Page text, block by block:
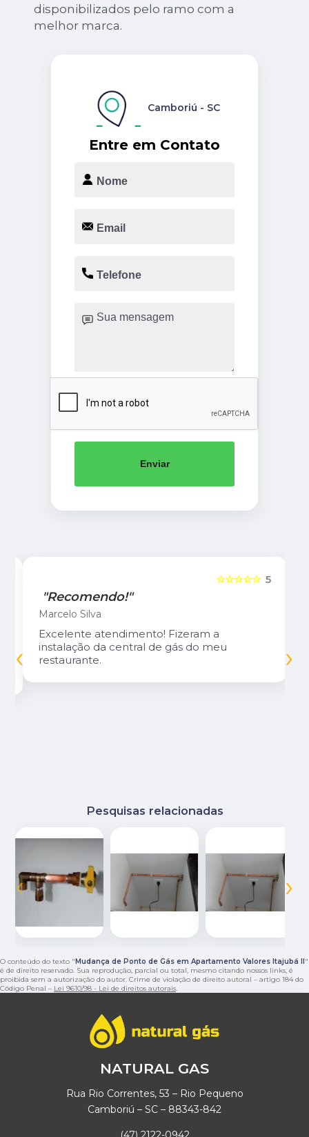
disponibilizados pelo ramo com a
melhor marca.
Entre em Contato
Camboriú - SC
Enviar
5
☆☆☆☆☆
"Recomendo!"
Marcelo Silva
Excelente atendimento! Fizeram a
instalação da central de gás do meu
restaurante.
‹ ›
Pesquisas relacionadas
‹ ›
O conteúdo do texto "Mudança de Ponto de Gás em Apartamento Valores Itajubá II"
é de direito reservado. Sua reprodução, parcial ou total, mesmo citando nossos links, é
proibida sem a autorização do autor. Crime de violação de direito autoral – artigo 184 do
Código Penal – Lei 9610/98 - Lei de direitos autorais.
NATURAL GAS
Rua Rio Correntes, 53 – Rio Pequeno
Camboriú – SC – 88343-842